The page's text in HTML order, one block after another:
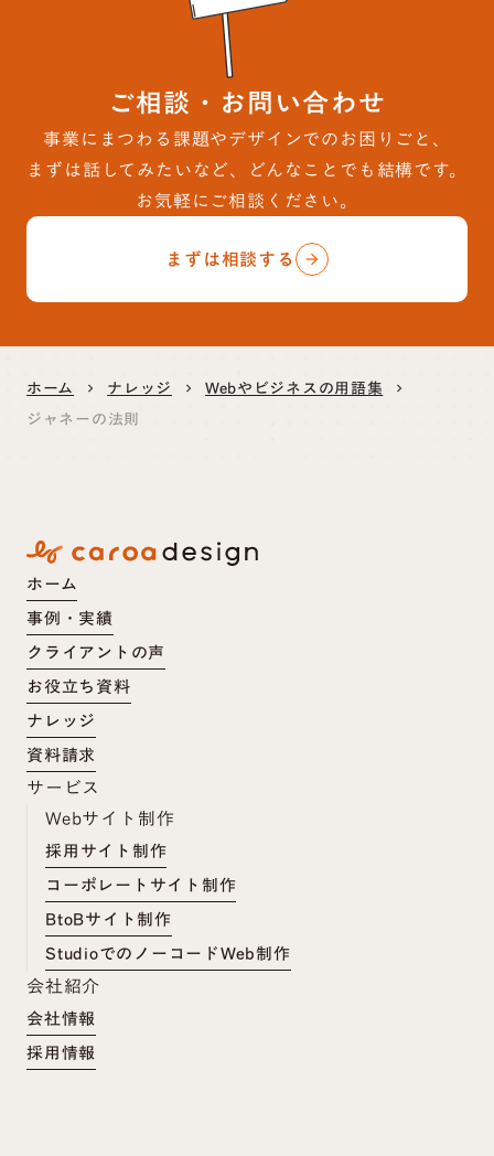
ご相談・お問い合わせ
事業にまつわる課題やデザインでのお困りごと、
まずは話してみたいなど、どんなことでも結構です。
お気軽にご相談ください。
まずは相談する
arrow_forward
ホーム keyboard_arrow_right ナレッジ keyboard_arrow_right Webやビジネスの用語集 keyboard_arrow_right
ジャネーの法則
ホーム
事例・実績
クライアントの声
お役立ち資料
ナレッジ
資料請求
サービス
Webサイト制作
採用サイト制作
コーポレートサイト制作
BtoBサイト制作
StudioでのノーコードWeb制作
会社紹介
会社情報
採用情報